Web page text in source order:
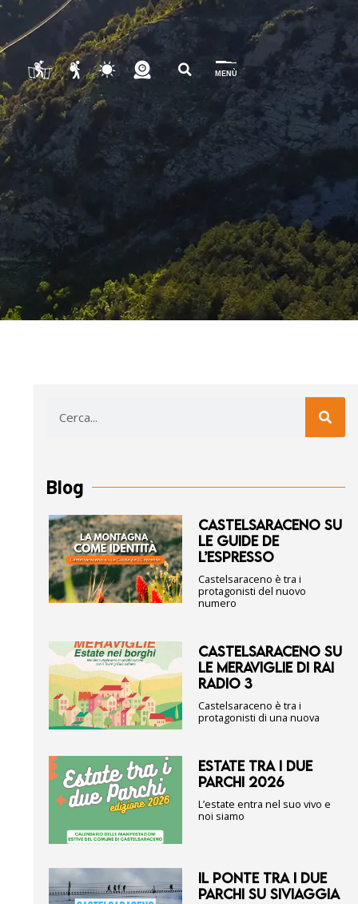
MENÙ
Blog
CASTELSARACENO SU
LE GUIDE DE
L’ESPRESSO
Castelsaraceno è tra i
protagonisti del nuovo
numero
CASTELSARACENO SU
LE MERAVIGLIE DI RAI
RADIO 3
Castelsaraceno è tra i
protagonisti di una nuova
ESTATE TRA I DUE
PARCHI 2026
L’estate entra nel suo vivo e
noi siamo
IL PONTE TRA I DUE
PARCHI SU SIVIAGGIA